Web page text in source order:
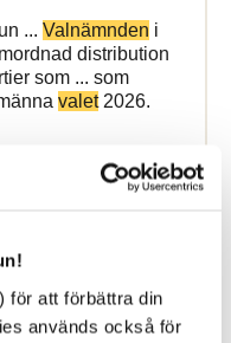
för att förbättra din
används också för
... Valnämnden i
distribution
som ... som
valet2026.